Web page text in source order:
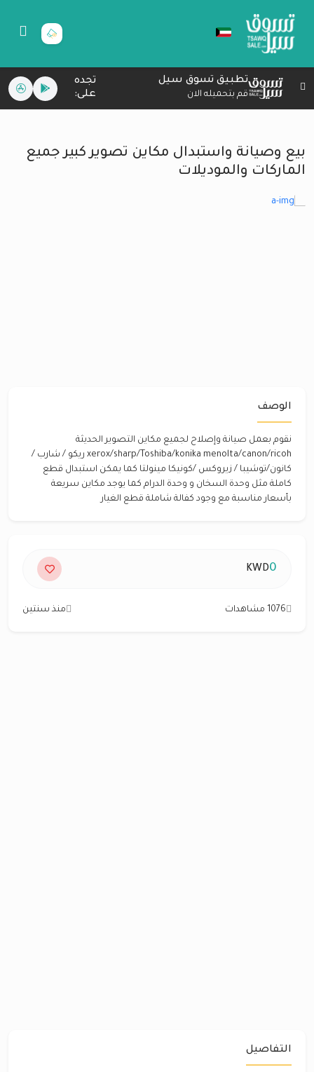
تطبيق تسوق سيل
قم بتحميله الان
تجده
على:
بيع وصيانة واستبدال مكاين تصوير كبير جميع
الماركات والموديلات
الوصف
نقوم بعمل صيانة وإصلاح لجميع مكاين التصوير الحديثة
xerox/sharp/Toshiba/konika menolta/canon/ricoh ريكو / شارب /
كانون/توشيبا / زيروكس /كونيكا مينولتا كما يمكن استبدال قطع
كاملة مثل وحدة السخان و وحدة الدرام كما يوجد مكاين سريعة
بأسعار مناسبة مع وجود كفالة شاملة قطع الغيار
0
KWD
1076 مشاهدات منذ سنتين
التفاصيل